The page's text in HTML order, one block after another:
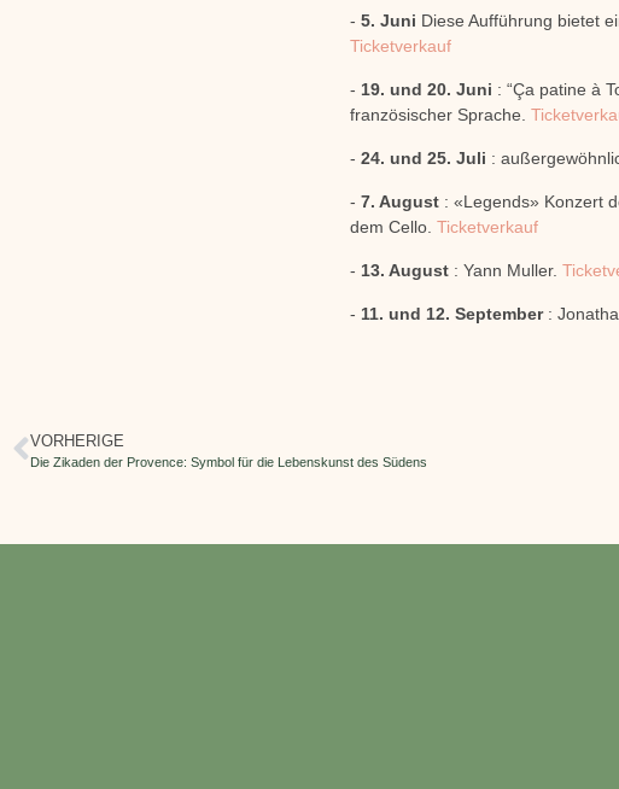
- 5. Juni Diese Aufführung bietet
Ticketverkauf
- 19. und 20. Juni : “Ça patine à
französischer Sprache.
- 24. und 25. Juli :
- 7. August : «Legends» Konzert
dem Cello. Ticketverkauf
- 13. August : Yann Muller.
- 11. und 12. September :
VORHERIGE
Die Zikaden der Provence: Symbol für die Lebenskunst des Südens